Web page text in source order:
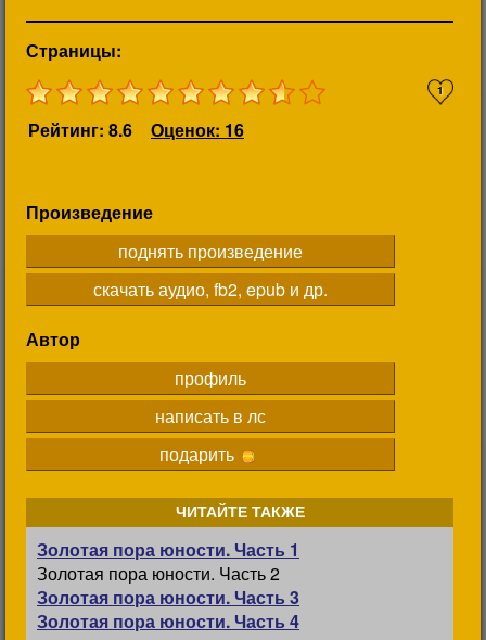
Страницы:
1
Рейтинг: 8.6 Оценок: 16
Произведение
поднять произведение
скачать аудио, fb2, epub и др.
Автор
профиль
написать в лс
подарить
ЧИТАЙТЕ ТАКЖЕ
Золотая пора юности. Часть 1
Золотая пора юности. Часть 2
Золотая пора юности. Часть 3
Золотая пора юности. Часть 4